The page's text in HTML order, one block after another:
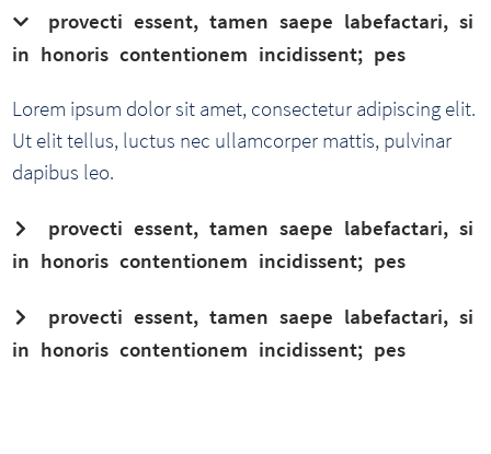
provecti essent, tamen saepe labefactari, si
in honoris contentionem incidissent; pes
Lorem ipsum dolor sit amet, consectetur adipiscing elit.
Ut elit tellus, luctus nec ullamcorper mattis, pulvinar
dapibus leo.
provecti essent, tamen saepe labefactari, si
in honoris contentionem incidissent; pes
provecti essent, tamen saepe labefactari, si
in honoris contentionem incidissent; pes